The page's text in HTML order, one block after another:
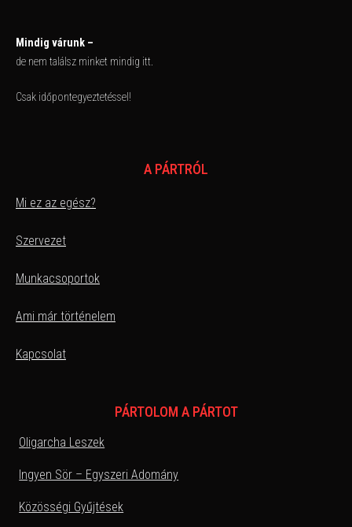
Mindig várunk –
de nem találsz minket mindig itt.
Csak időpontegyeztetéssel!
A PÁRTRÓL
Mi ez az egész?
Szervezet
Munkacsoportok
Ami már történelem
Kapcsolat
PÁRTOLOM A PÁRTOT
Oligarcha Leszek
Ingyen Sör – Egyszeri Adomány
Közösségi Gyűjtések